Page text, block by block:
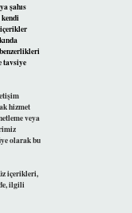
şahıs
kendi
içerikler
tavsiye
hizmet
veya
olarak bu
içerikleri,
ilgili